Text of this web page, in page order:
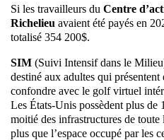
Si les travailleurs du Centre
Richelieu avaient été payés en
totalisé 354 200$.
SIM (Suivi Intensif dans le
destiné aux adultes qui
confondre avec le golf virtuel
Les États-Unis possèdent plus de
moitié des infrastructures de
plus que l’espace occupé par les